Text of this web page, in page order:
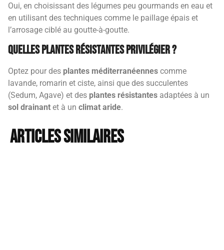
Oui, en choisissant des légumes peu gourmands en eau et
en utilisant des techniques comme le paillage épais et
l’arrosage ciblé au goutte-à-goutte.
Quelles plantes résistantes privilégier ?
Optez pour des plantes méditerranéennes comme
lavande, romarin et ciste, ainsi que des succulentes
(Sedum, Agave) et des plantes résistantes adaptées à un
sol drainant et à un climat aride.
Articles similaires